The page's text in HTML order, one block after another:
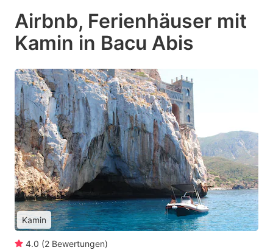
Airbnb, Ferienhäuser mit
Kamin in Bacu Abis
Kamin
4.0 (2 Bewertungen)